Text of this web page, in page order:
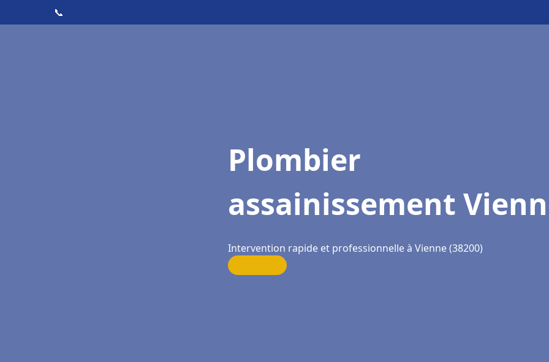
📞
Plombier
assainissement
Intervention rapide et professionnelle à Vienne (38200)